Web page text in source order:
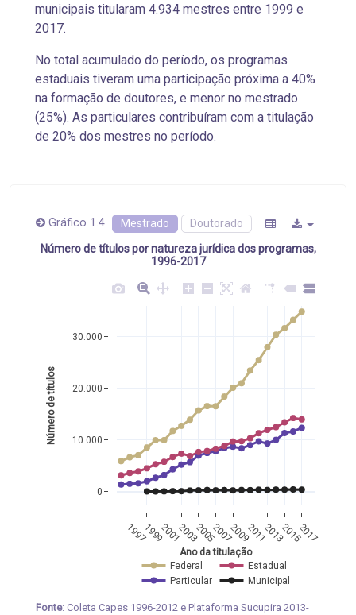
municipais titularam 4.934 mestres entre 1999 e
2017.
No total acumulado do período, os programas
estaduais tiveram uma participação próxima a 40%
na formação de doutores, e menor no mestrado
(25%). As particulares contribuíram com a titulação
de 20% dos mestres no período.
Gráfico 1.4 Mestrado Doutorado
Número de títulos por natureza jurídica dos programas,
1996-2017
19971999200120032005200720092011201320152017
0
10.000
20.000
30.000
Federal
Estadual
Particular
Municipal
Ano da titulação
Número de títulos
Fonte: Coleta Capes 1996-2012 e Plataforma Sucupira 2013-